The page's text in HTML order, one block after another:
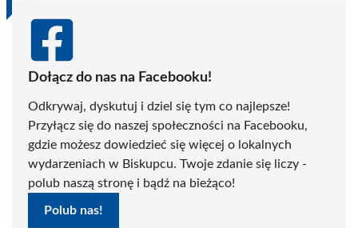
Dołącz do nas na Facebooku!
Odkrywaj, dyskutuj i dziel się tym co najlepsze!
Przyłącz się do naszej społeczności na Facebooku,
gdzie możesz dowiedzieć się więcej o lokalnych
wydarzeniach w Biskupcu. Twoje zdanie się liczy -
polub naszą stronę i bądź na bieżąco!
Polub nas!